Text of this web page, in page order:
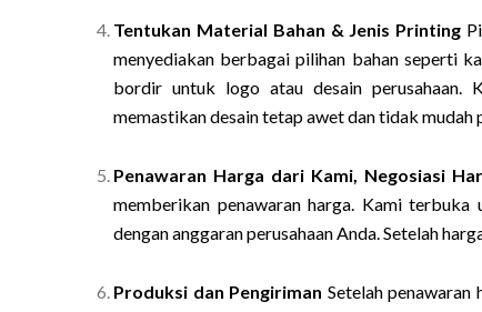
Tentukan Material Bahan & Jenis Printing
menyediakan berbagai pilihan bahan seperti
bordir untuk logo atau desain perusahaan.
memastikan desain tetap awet dan tidak mudah
Penawaran Harga dari Kami, Negosiasi
memberikan penawaran harga. Kami terbuka
dengan anggaran perusahaan Anda. Setelah
Produksi dan Pengiriman Setelah